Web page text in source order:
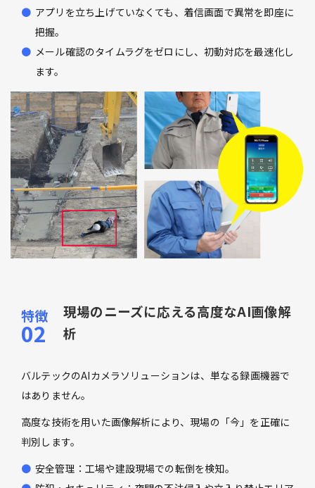
アプリを立ち上げていなくても、着信画面で異常を即座に
把握。
メール確認のタイムラグをゼロにし、初動対応を最速化し
ます。
現場のニーズに応える高度なAI画像解
析
バルテックのAIカメラソリューションは、単なる録画機器で
はありません。
高度な技術を用いた画像解析により、現場の「今」を正確に
判別します。
安全管理：工場や建設現場での転倒を検知。